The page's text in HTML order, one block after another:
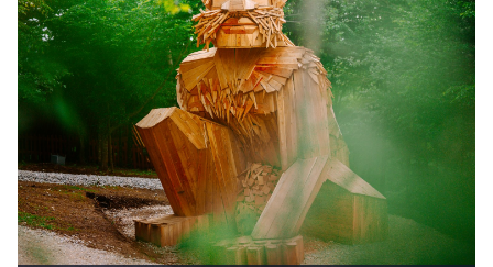
Na majestátnom Muránskom hrade sa aj tento rok
rozprúdi atmosféra dávnych čias. Obľúbené
Muránske hradné hry prinesú návštevníkom
jedinečný zážitok plný histórie, tradícií a zábavy
pre celú rodinu.
Zistiť viac